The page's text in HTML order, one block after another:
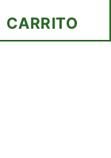
CARRITO